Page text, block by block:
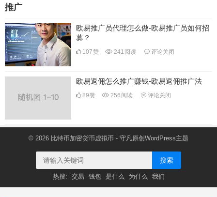
推广
欧易推广员代理怎么做-欧易推广员如何招
募？
107赞 241 阅读 评论关闭
欧易返佣怎么推广赚钱-欧易返佣推广法
89赞 256 阅读 评论关闭
© 2026 比特币加密货币虚拟币 - 守凡原创 WordPress主题
搜索
热搜: 交易 钱包 是什么 为什么 我们